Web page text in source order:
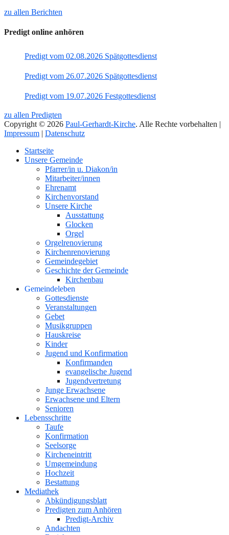
zu allen Berichten
Predigt online anhören
Predigt vom 02.08.2026 Spätgottesdienst
Predigt vom 26.07.2026 Spätgottesdienst
Predigt vom 19.07.2026 Festgottesdienst
zu allen Predigten
Copyright © 2026 Paul-Gerhardt-Kirche. Alle Rechte vorbehalten |
Impressum | Datenschutz
oben
Startseite
Unsere Gemeinde
Pfarrer/in u. Diakon/in
Mitarbeiter/innen
Ehrenamt
Kirchenvorstand
Unsere Kirche
Ausstattung
Glocken
Orgel
Orgelrenovierung
Kirchenrenovierung
Gemeindegebiet
Geschichte der Gemeinde
Kirchenbau
Gemeindeleben
Gottesdienste
Veranstaltungen
Gebet
Musikgruppen
Hauskreise
Kinder
Jugend und Konfirmation
Konfirmanden
evangelische Jugend
Jugendvertretung
Junge Erwachsene
Erwachsene und Eltern
Senioren
Lebensschritte
Taufe
Konfirmation
Seelsorge
Kircheneintritt
Umgemeindung
Hochzeit
Bestattung
Mediathek
Abkündigungsblatt
Predigten zum Anhören
Predigt-Archiv
Andachten